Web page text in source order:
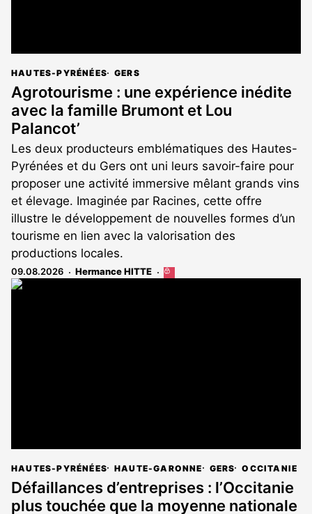
HAUTES-PYRÉNÉES GERS
Agrotourisme : une expérience inédite
avec la famille Brumont et Lou
Palancot’
Les deux producteurs emblématiques des Hautes-
Pyrénées et du Gers ont uni leurs savoir-faire pour
proposer une activité immersive mêlant grands vins
et élevage. Imaginée par Racines, cette offre
illustre le développement de nouvelles formes d’un
tourisme en lien avec la valorisation des
productions locales.
09.08.2026 Hermance HITTE
Cet
HAUTES-PYRÉNÉES HAUTE-GARONNE GERS OCCITANIE
Défaillances d’entreprises : l’Occitanie
plus touchée que la moyenne nationale